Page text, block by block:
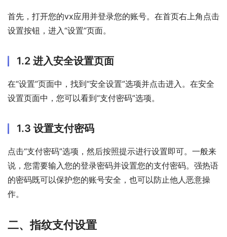
首先，打开您的vx应用并登录您的账号。在首页右上角点击
设置按钮，进入“设置”页面。
1.2 进入安全设置页面
在“设置”页面中，找到“安全设置”选项并点击进入。在安全
设置页面中，您可以看到“支付密码”选项。
1.3 设置支付密码
点击“支付密码”选项，然后按照提示进行设置即可。一般来
说，您需要输入您的登录密码并设置您的支付密码。强热语
的密码既可以保护您的账号安全，也可以防止他人恶意操
作。
二、指纹支付设置